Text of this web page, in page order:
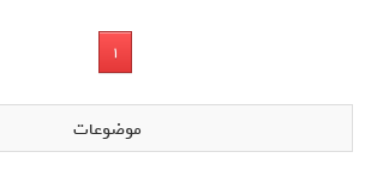
1
موضوعات